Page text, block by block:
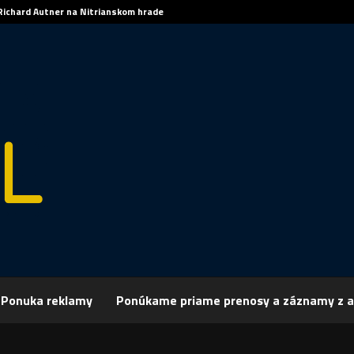
Autner na Nitrianskom hrade
Ponuka reklamy Ponúkame priame prenosy a záznamy z
Archív Šport ŠPORT: HOKEJ: Nitran Švarný bude „rytierom“